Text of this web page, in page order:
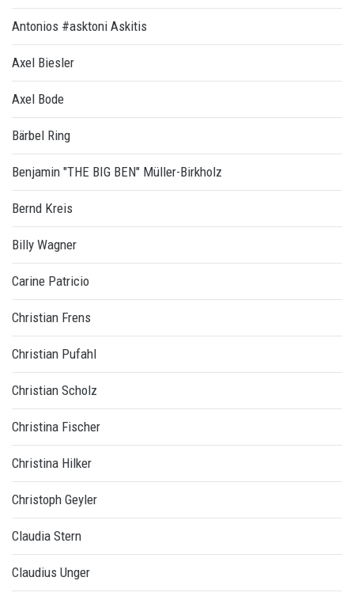
Antonios #asktoni Askitis
Axel Biesler
Axel Bode
Bärbel Ring
Benjamin "THE BIG BEN" Müller-Birkholz
Bernd Kreis
Billy Wagner
Carine Patricio
Christian Frens
Christian Pufahl
Christian Scholz
Christina Fischer
Christina Hilker
Christoph Geyler
Claudia Stern
Claudius Unger